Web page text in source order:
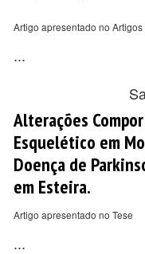
Artigo apresentado no
...
Alterações
Esquelético em
Doença de
em Esteira.
Artigo apresentado no Tese
...